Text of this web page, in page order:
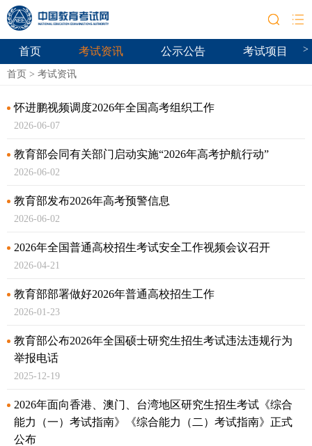
首页 考试资讯 公示公告 考试项目 >
首页 > 考试资讯
怀进鹏视频调度2026年全国高考组织工作
2026-06-07
教育部会同有关部门启动实施“2026年高考护航行动”
2026-06-02
教育部发布2026年高考预警信息
2026-06-02
2026年全国普通高校招生考试安全工作视频会议召开
2026-04-21
教育部部署做好2026年普通高校招生工作
2026-01-23
教育部公布2026年全国硕士研究生招生考试违法违规行为
举报电话
2025-12-19
2026年面向香港、澳门、台湾地区研究生招生考试《综合
能力（一）考试指南》
《综合能力（二）考试指南》正式
公布